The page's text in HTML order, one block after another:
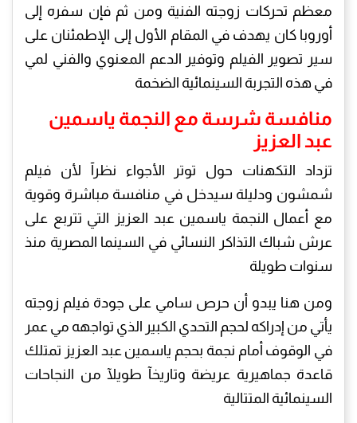
معظم تحركات زوجته الفنية ومن ثم فإن سفره إلى
أوروبا كان يهدف في المقام الأول إلى الإطمئنان على
سير تصوير الفيلم وتوفير الدعم المعنوي والفني لمي
في هذه التجربة السينمائية الضخمة
منافسة شرسة مع النجمة ياسمين
عبد العزيز
تزداد التكهنات حول توتر الأجواء نظرآ لأن فيلم
شمشون ودليلة سيدخل في منافسة مباشرة وقوية
مع أعمال النجمة ياسمين عبد العزيز التي تتربع على
عرش شباك التذاكر النسائي في السينما المصرية منذ
سنوات طويلة
ومن هنا يبدو أن حرص سامي على جودة فيلم زوجته
يأتي من إدراكه لحجم التحدي الكبير الذي تواجهه مي عمر
في الوقوف أمام نجمة بحجم ياسمين عبد العزيز تمتلك
قاعدة جماهيرية عريضة وتاريخآ طويلآ من النجاحات
السينمائية المتتالية